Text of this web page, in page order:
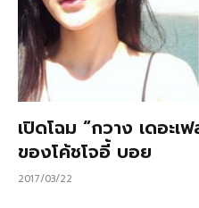
เปิดโฉม “กวาง เดอะเ
ของโค้ชโจอี้ บอย
2017/03/22